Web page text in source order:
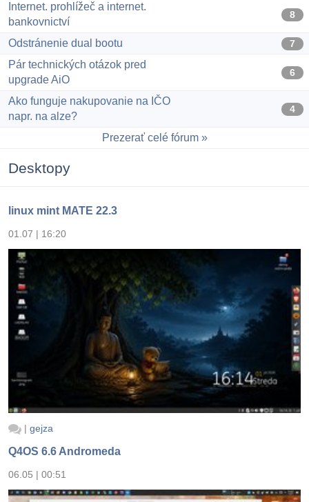
Internet. prohlížeč a internet.
bankovnictví
8
Odstránenie dual bootu 7
Pár technických otázok pred
upgrade AiO
6
Ako funguje nakupovanie na IČO
napr. na alze?
4
Prezerať celé fórum
Desktopy
linux mint MATE 22.3
01.07 | 16:20
| gejza
Q4OS 6.6 Andromeda
06.05 | 00:51